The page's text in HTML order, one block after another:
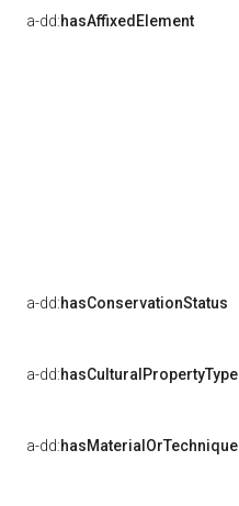
a-dd:hasAffixedElement
a-dd:hasConservationStatus
a-dd:hasCulturalPropertyType
a-dd:hasMaterialOrTechnique